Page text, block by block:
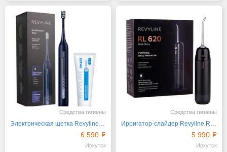
Средства гигиены
Электрическая щетка Revyline RL 070 Black
6 590
Иркутск
Средства гигиены
Ирригатор-слайдер Revyline RL 620 Black
5 990
Иркутск